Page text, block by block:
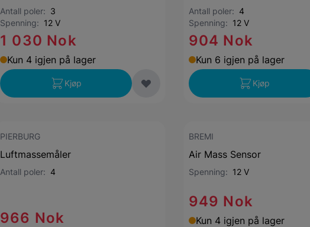
Antall poler: 3
Spenning: 12 V
1 030 Nok
Kun 4 igjen på lager
Kjøp
Antall poler: 4
Spenning: 12 V
904 Nok
Kun 6 igjen på lager
Kjøp
PIERBURG
Luftmassemåler
Antall poler: 4
966 Nok
BREMI
Air Mass Sensor
Spenning: 12 V
949 Nok
Kun 4 igjen på lager